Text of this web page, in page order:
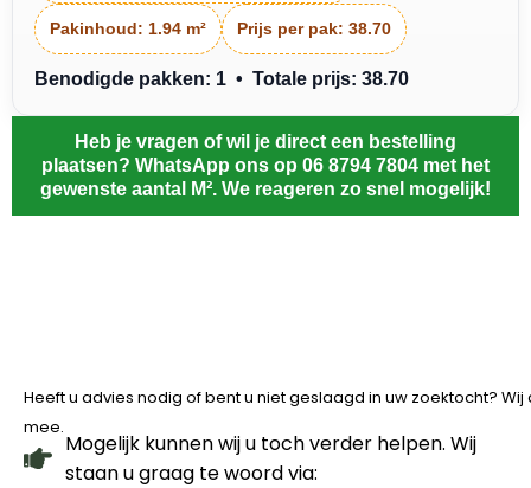
Pakinhoud: 1.94 m² Prijs per pak: 38.70
Benodigde pakken: 1 • Totale prijs: 38.70
Heb je vragen of wil je direct een bestelling
plaatsen? WhatsApp ons op 06 8794 7804 met het
gewenste aantal M². We reageren zo snel mogelijk!
Heeft u advies nodig of bent u niet geslaagd in uw zoektocht?
mee.
Mogelijk kunnen wij u toch verder helpen. Wij
staan u graag te woord via: